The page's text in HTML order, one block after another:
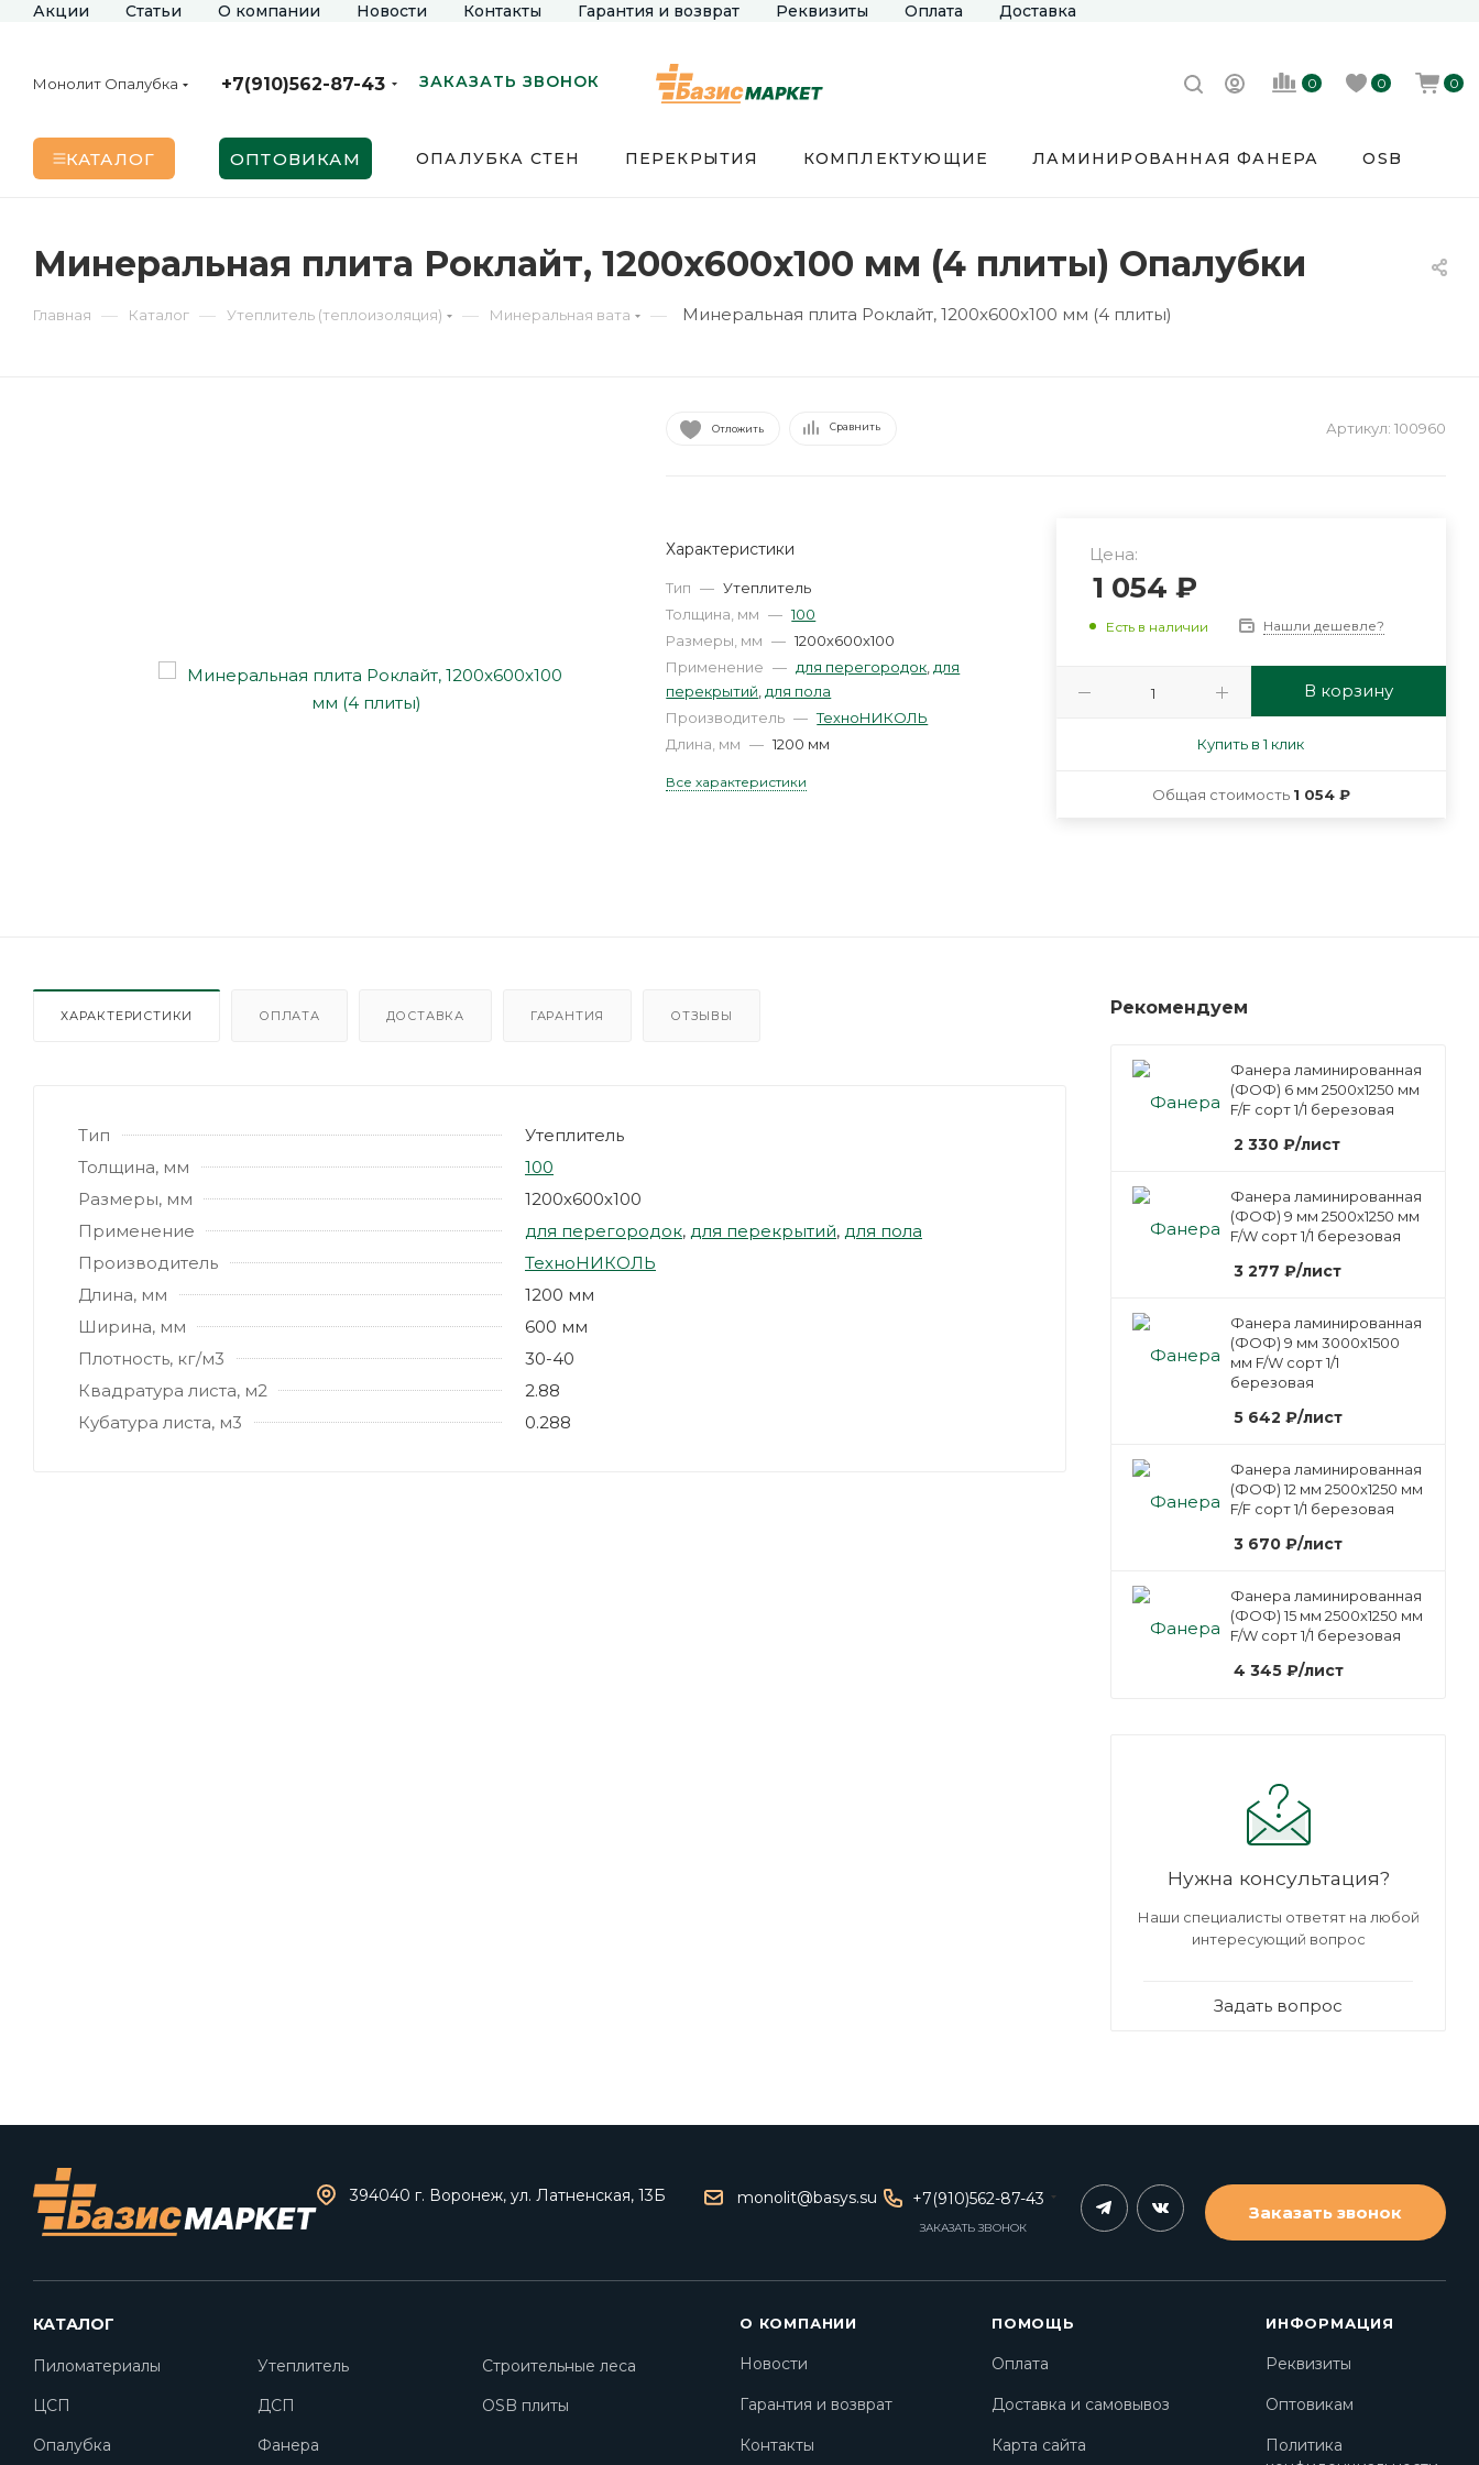
Акции Статьи О компании Новости Контакты Гарантия и возврат Реквизиты Оплата Доставка
Монолит Опалубка +7(910)562-87-43 ЗАКАЗАТЬ ЗВОНОК 0 0 0
КАТАЛОГ ОПТОВИКАМ ОПАЛУБКА СТЕН ПЕРЕКРЫТИЯ КОМПЛЕКТУЮЩИЕ ЛАМИНИРОВАННАЯ ФАНЕРА OSB
Минеральная плита Роклайт, 1200x600x100 мм (4 плиты) Опалубки
Главная — Каталог — Утеплитель (теплоизоляция) — Минеральная вата — Минеральная плита Роклайт, 1200x600x100 мм (4 плиты)
Отложить Сравнить Артикул: 100960
Характеристики
Тип — Утеплитель
Толщина, мм — 100
Размеры, мм — 1200х600х100
Применение — для перегородок для
перекрытий для пола
Производитель — ТехноНИКОЛЬ
Длина, мм — 1200 мм
Все характеристики
Цена:
1 054 ₽
Есть в наличии Нашли дешевле?
В корзину
Купить в 1 клик
Общая стоимость 1 054 ₽
ХАРАКТЕРИСТИКИ ОПЛАТА ДОСТАВКА ГАРАНТИЯ ОТЗЫВЫ
Тип
Утеплитель
Толщина, мм
100
Размеры, мм
1200х600х100
Применение
для перегородок, для перекрытий, для пола
Производитель
ТехноНИКОЛЬ
Длина, мм
1200 мм
Ширина, мм
600 мм
Плотность, кг/м3
30-40
Квадратура листа, м2
2.88
Кубатура листа, м3
0.288
Рекомендуем
Фанера ламинированная
(ФОФ) 6 мм 2500х1250 мм
F/F сорт 1/1 березовая
2 330 ₽/лист
Фанера ламинированная
(ФОФ) 9 мм 2500х1250 мм
F/W сорт 1/1 березовая
3 277 ₽/лист
Фанера ламинированная
(ФОФ) 9 мм 3000х1500
мм F/W сорт 1/1
березовая
5 642 ₽/лист
Фанера ламинированная
(ФОФ) 12 мм 2500х1250 мм
F/F сорт 1/1 березовая
3 670 ₽/лист
Фанера ламинированная
(ФОФ) 15 мм 2500х1250 мм
F/W сорт 1/1 березовая
4 345 ₽/лист
Нужна консультация?
Наши специалисты ответят на любой
интересующий вопрос
Задать вопрос
394040 г. Воронеж, ул. Латненская, 13Б monolit@basys.su +7(910)562-87-43
ЗАКАЗАТЬ ЗВОНОК
Заказать звонок
КАТАЛОГ
Пиломатериалы Утеплитель
Строительные леса
ЦСП
ДСП
OSB плиты
Опалубка
Фанера
О КОМПАНИИ
Новости
Гарантия и возврат
Контакты
ПОМОЩЬ
Оплата
Доставка и самовывоз
Карта сайта
ИНФОРМАЦИЯ
Реквизиты
Оптовикам
Политика